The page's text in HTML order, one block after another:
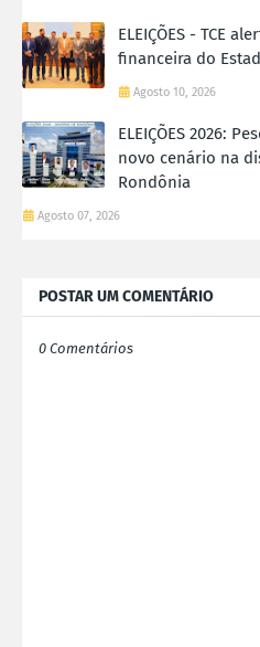
ELEIÇÕES - TCE
financeira do
Agosto 10, 2026
ELEIÇÕES 2026:
novo cenário na
Rondônia
Agosto 07, 2026
POSTAR UM COMENTÁRIO
0 Comentários